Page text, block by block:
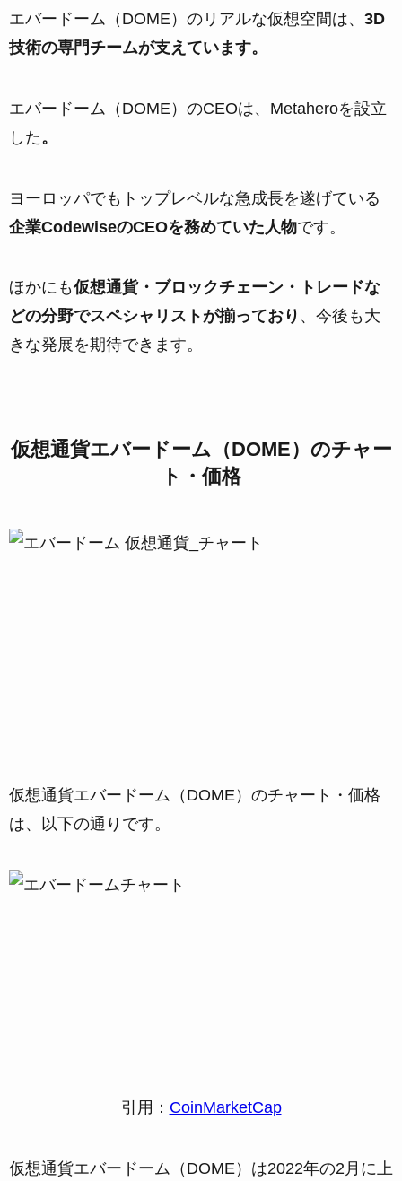
エバードーム（DOME）のリアルな仮想空間は、 3D
技術の専門チームが支えています。
エバードーム（DOME）のCEOは、Metaheroを設立
した 。
ヨーロッパでもトップレベルな急成長を遂げている
企業CodewiseのCEOを務めていた人物です。
ほかにも仮想通貨・ブロックチェーン・トレードな
どの分野でスペシャリストが揃っており 、今後も大
きな発展を期待できます。
仮想通貨エバードーム（DOME）のチャー
ト・価格
仮想通貨エバードーム（DOME）のチャート・価格
は、以下の通りです。
引用： CoinMarketCap
仮想通貨エバードーム（DOME）は2022年の2月に上